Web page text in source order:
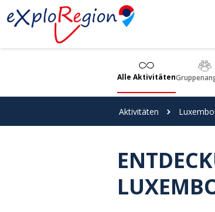
Cookie-Einstellungen
Alle Aktivitäten
Aktivitäten